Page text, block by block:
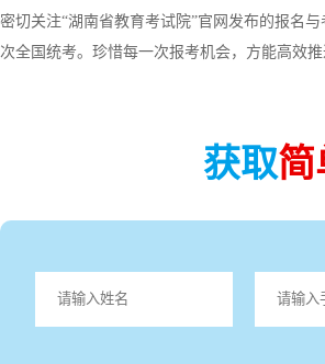
密切关注“湖南省教育考试院”官网发布的报名
次全国统考。珍惜每一次报考机会，方能高效
获取简